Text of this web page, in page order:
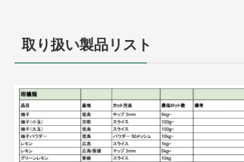
取り扱い製品リスト